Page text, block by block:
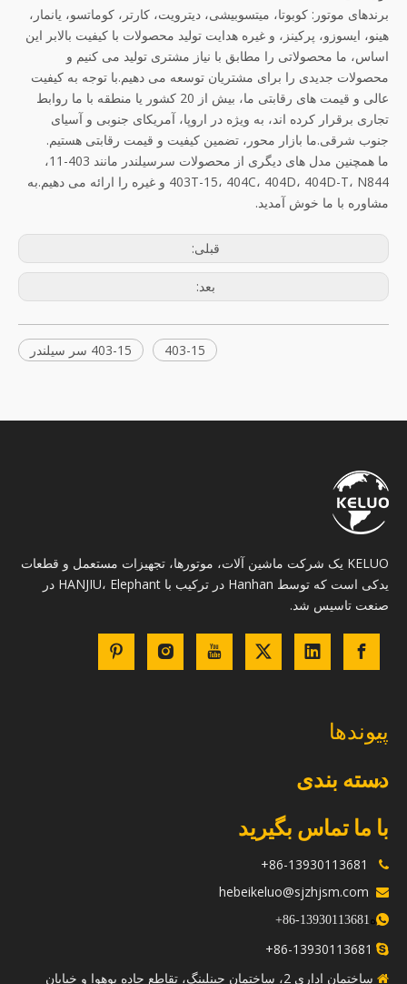
برندهای موتور: کوبوتا، میتسوبیشی، دیترویت، کارتر، کوماتسو، یانمار،
هینو، ایسوزو، پرکینز، و غیره هدایت تولید محصولات با کیفیت بالابر این
اساس، ما محصولاتی را مطابق با نیاز مشتری تولید می کنیم و
محصولات جدیدی را برای مشتریان توسعه می دهیم.با توجه به کیفیت
عالی و قیمت های رقابتی ما، بیش از 20 کشور یا منطقه با ما روابط
تجاری برقرار کرده اند، به ویژه در اروپا، آمریکای جنوبی و آسیای
جنوب شرقی.ما بازار محور، تضمین کیفیت و قیمت رقابتی هستیم.
ما همچنین مدل های دیگری از محصولات سرسیلندر مانند 403-11،
403T-15، 404C، 404D، 404D-T، N844 و غیره را ارائه می دهیم.به
مشاوره با ما خوش آمدید.
قبلی:
بعد:
403-15 سر سیلندر 403-15
KELUO یک شرکت ماشین آلات، موتورها، تجهیزات مستعمل و قطعات
یدکی است که توسط Hanhan در ترکیب با HANJIU، Elephant در
صنعت تاسیس شد.
پیوندها
دسته بندی
با ما تماس بگیرید


hebeikeluo@sjzhjsm.com
ه 13930113681-86
+

 ساختمان اداری 2، ساختمان جینلینگ، تقاطع جاده یوهوا و خیابان